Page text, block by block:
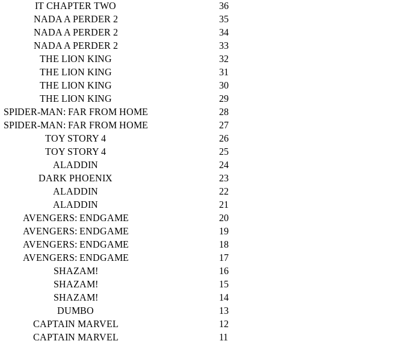
IT CHAPTER TWO
36
NADA A PERDER 2
35
NADA A PERDER 2
34
NADA A PERDER 2
33
THE LION KING
32
THE LION KING
31
THE LION KING
30
THE LION KING
29
SPIDER-MAN: FAR FROM HOME
28
SPIDER-MAN: FAR FROM HOME
27
TOY STORY 4
26
TOY STORY 4
25
ALADDIN
24
DARK PHOENIX
23
ALADDIN
22
ALADDIN
21
AVENGERS: ENDGAME
20
AVENGERS: ENDGAME
19
AVENGERS: ENDGAME
18
AVENGERS: ENDGAME
17
SHAZAM!
16
SHAZAM!
15
SHAZAM!
14
DUMBO
13
CAPTAIN MARVEL
12
CAPTAIN MARVEL 11